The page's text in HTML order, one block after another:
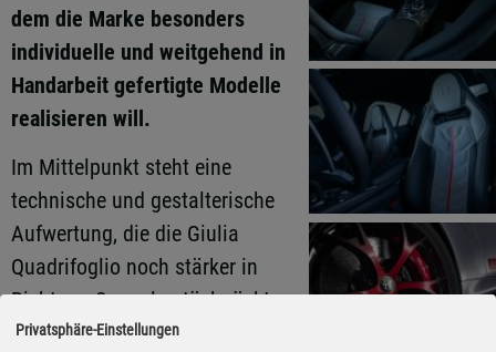
dem die Marke besonders
individuelle und weitgehend in
Handarbeit gefertigte Modelle
realisieren will.
Im Mittelpunkt steht eine
technische und gestalterische
Aufwertung, die die Giulia
Quadrifoglio noch stärker in
Richtung Sammlerstück rückt.
Ein eigens entwickeltes
Privatsphäre-Einstellungen